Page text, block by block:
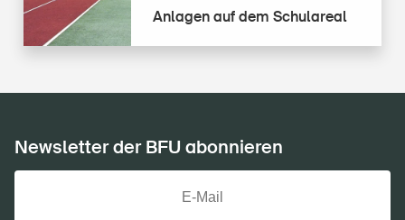
Anlagen auf dem Schulareal
auf
dem
Newsletter der BFU abonnieren